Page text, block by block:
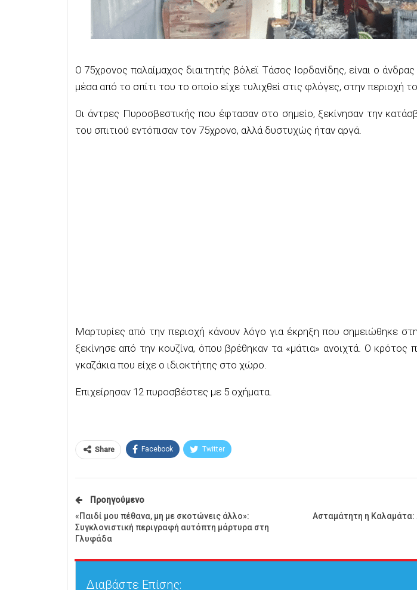
Ο 75χρονος παλαίμαχος διαιτητής βόλεϊ Τάσος Ιορδανίδης, είναι ο
μέσα από το σπίτι του το οποίο είχε τυλιχθεί στις φλόγες, στην περιοχή
Οι άντρες Πυροσβεστικής που έφτασαν στο σημείο, ξεκίνησαν την
του σπιτιού εντόπισαν τον 75χρονο, αλλά δυστυχώς ήταν αργά.
Μαρτυρίες από την περιοχή κάνουν λόγο για έκρηξη που σημειώθηκε
ξεκίνησε από την κουζίνα, όπου βρέθηκαν τα «μάτια» ανοιχτά. Ο κρότος
γκαζάκια που είχε ο ιδιοκτήτης στο χώρο.
Επιχείρησαν 12 πυροσβέστες με 5 οχήματα.
Share Facebook Twitter
Προηγούμενο
«Παιδί μου πέθανα, μη με σκοτώνεις άλλο»:
Συγκλονιστική περιγραφή αυτόπτη μάρτυρα στη
Γλυφάδα
Ασταμάτητη η Καλαμάτα:
Διαβάστε Επίσης: